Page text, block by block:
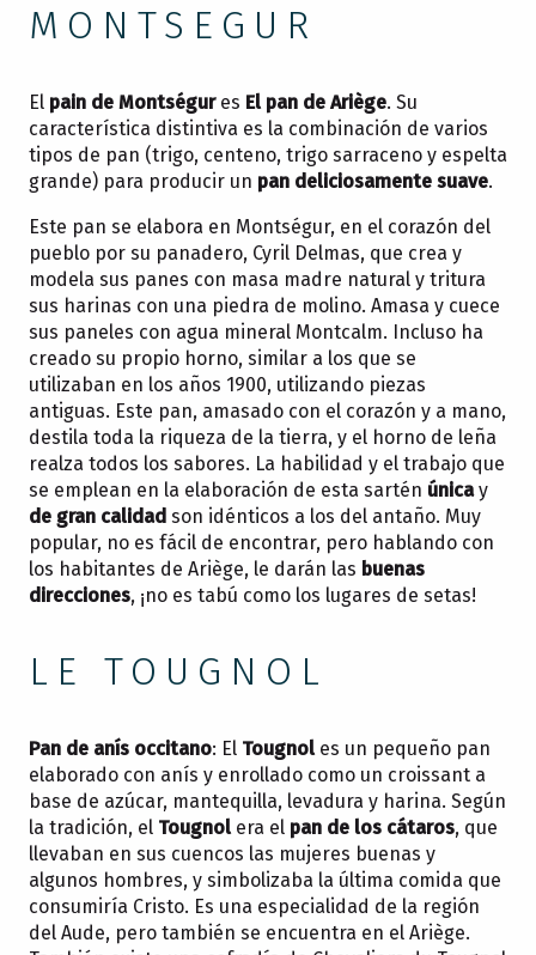
MONTSEGUR
El pain de Montségures El pan de Ariège. Su
característica distintiva es la combinación de varios
tipos de pan (trigo, centeno, trigo sarraceno y espelta
grande) para producir un pan deliciosamente suave.
Este pan se elabora en Montségur, en el corazón del
pueblo por su panadero, Cyril Delmas, que crea y
modela sus panes con masa madre natural y tritura
sus harinas con una piedra de molino. Amasa y cuece
sus paneles con agua mineral Montcalm. Incluso ha
creado su propio horno, similar a los que se
utilizaban en los años 1900, utilizando piezas
antiguas. Este pan, amasado con el corazón y a mano,
destila toda la riqueza de la tierra, y el horno de leña
realza todos los sabores. La habilidad y el trabajo que
se emplean en la elaboración de esta sartén únicay
de gran calidad son idénticos a los del antaño. Muy
popular, no es fácil de encontrar, pero hablando con
los habitantes de Ariège, le darán las buenas
direcciones, ¡no es tabú como los lugares de setas!
LE TOUGNOL
Pan de anís occitano: El Tougnoles un pequeño pan
elaborado con anís y enrollado como un croissant a
base de azúcar, mantequilla, levadura y harina. Según
la tradición, el Tougnolera el pan de los cátaros, que
llevaban en sus cuencos las mujeres buenas y
algunos hombres, y simbolizaba la última comida que
consumiría Cristo. Es una especialidad de la región
del Aude, pero también se encuentra en el Ariège.